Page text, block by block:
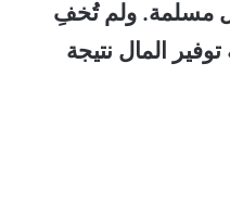
مسلمة. ولم تُخفِ
المال نتيجة